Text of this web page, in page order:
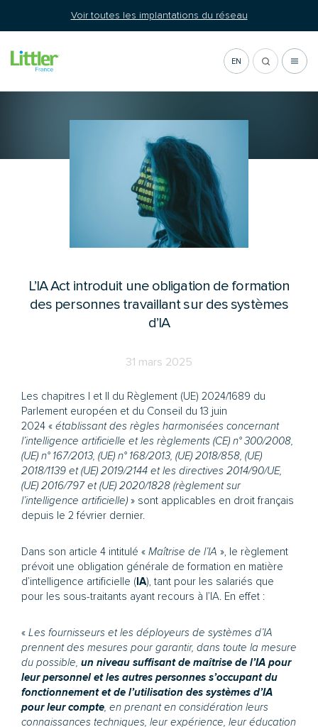
Voir toutes les implantations du réseau
EN
Actualité
L’IA Act introduit une obligation de formation
des personnes travaillant sur des systèmes
d’IA
31 mars 2025
Les chapitres I et II du Règlement (UE) 2024/1689 du
Parlement européen et du Conseil du 13 juin
2024 « établissant des règles harmonisées concernant
l’intelligence artificielle et les règlements (CE) n° 300/2008,
(UE) n° 167/2013, (UE) n° 168/2013, (UE) 2018/858, (UE)
2018/1139 et (UE) 2019/2144 et les directives 2014/90/UE,
(UE) 2016/797 et (UE) 2020/1828 (règlement sur
l’intelligence artificielle) » sont applicables en droit français
depuis le 2 février dernier.
Dans son article 4 intitulé « Maîtrise de l’IA », le règlement
prévoit une obligation générale de formation en matière
d’intelligence artificielle (IA), tant pour les salariés que
pour les sous-traitants ayant recours à l’IA. En effet :
« Les fournisseurs et les déployeurs de systèmes d’IA
prennent des mesures pour garantir, dans toute la mesure
du possible, un niveau suffisant de maîtrise de l’IA pour
leur personnel et les autres personnes s’occupant du
fonctionnement et de l’utilisation des systèmes d’IA
pour leur compte, en prenant en considération leurs
connaissances techniques, leur expérience, leur éducation